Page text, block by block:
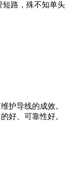
短路，殊不知单头
护导线的成效。
好、可靠性好。